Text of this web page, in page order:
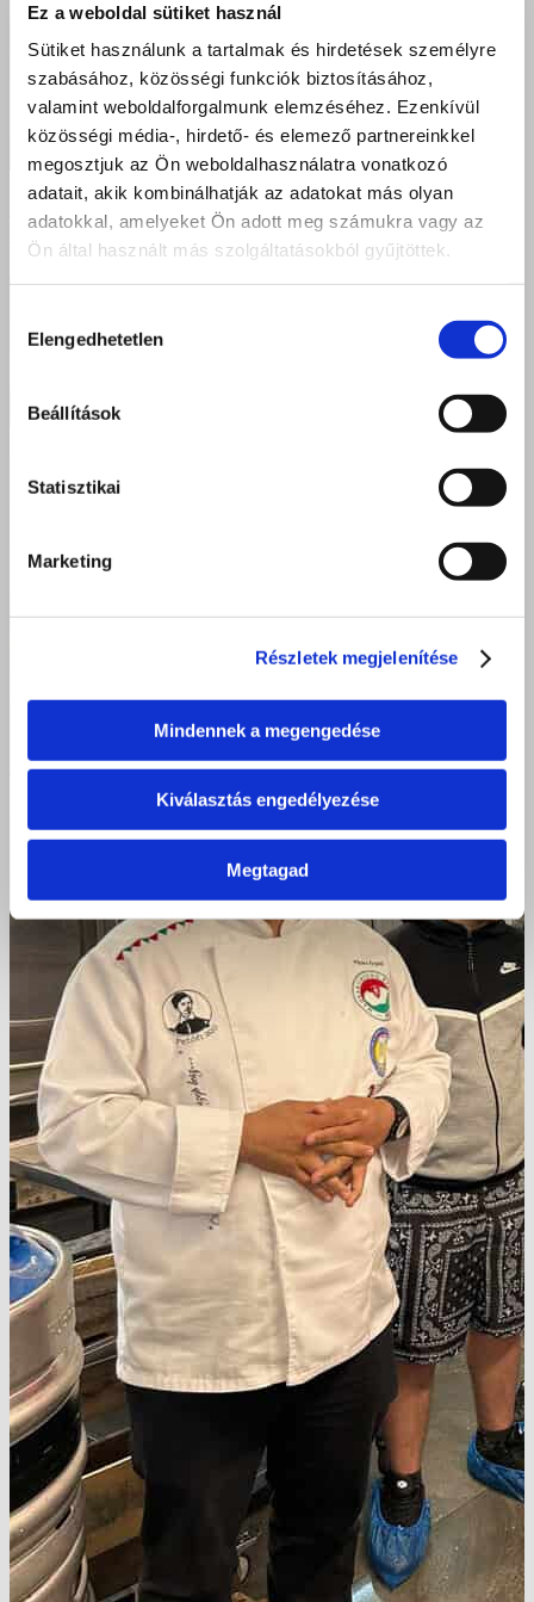
Ez a weboldal sütiket használ
Sütiket használunk a tartalmak és hirdetések személyre
szabásához, közösségi funkciók biztosításához,
valamint weboldalforgalmunk elemzéséhez. Ezenkívül
közösségi média-, hirdető- és elemező partnereinkkel
megosztjuk az Ön weboldalhasználatra vonatkozó
adatait, akik kombinálhatják az adatokat más olyan
adatokkal, amelyeket Ön adott meg számukra vagy az
Ön által használt más szolgáltatásokból gyűjtöttek.
kiválasztása
Elengedhetetlen
Beállítások
Statisztikai
Marketing
Részletek megjelenítése
Mindennek a megengedése
Kiválasztás engedélyezése
Megtagad
Illat-kaland: Amikor a tanulás élménnyé válik a Szent
Bazilban!